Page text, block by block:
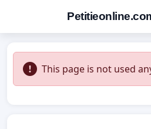
This page is not used